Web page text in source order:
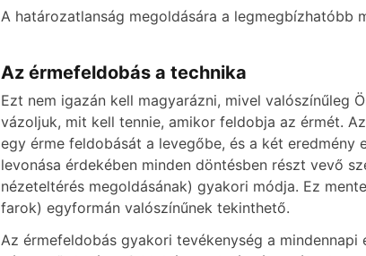
A határozatlanság megoldására a legmegbízhatóbb
Az érmefeldobás a technika
Ezt nem igazán kell magyarázni, mivel valószínűleg
vázoljuk, mit kell tennie, amikor feldobja az érmét.
egy érme feldobását a levegőbe, és a két
levonása érdekében minden döntésben részt vevő
nézeteltérés megoldásának) gyakori módja. Ez
farok) egyformán valószínűnek tekinthető.
Az érmefeldobás gyakori tevékenység a